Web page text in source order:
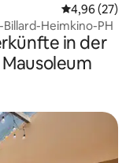
4,96 (27)
Heimkino-PH
in der